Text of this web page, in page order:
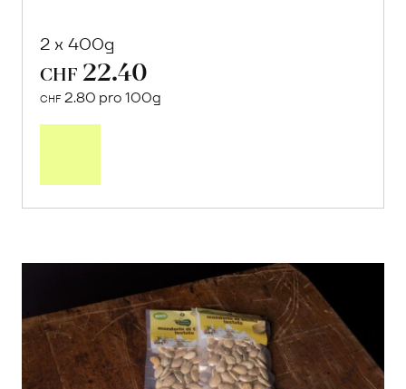
2 x 400g
CHF 22.40
CHF 2.80 pro 100g